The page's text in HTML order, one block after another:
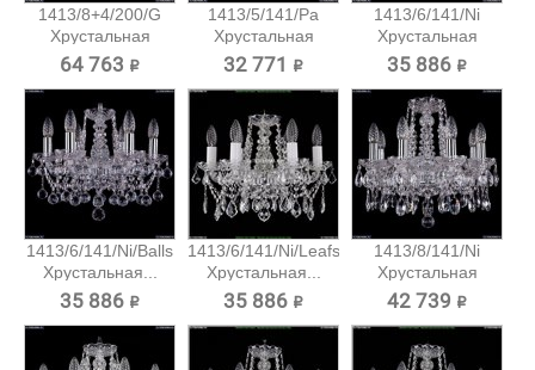
1413/8+4/200/G
Хрустальная
подвесная...
64 763 ₽
1413/5/141/Pa
Хрустальная
подвесная...
32 771 ₽
1413/6/141/Ni
Хрустальная
подвесная...
35 886 ₽
1413/6/141/Ni/Balls
Хрустальная...
35 886 ₽
1413/6/141/Ni/Leafs
Хрустальная...
35 886 ₽
1413/8/141/Ni
Хрустальная
подвесная...
42 739 ₽